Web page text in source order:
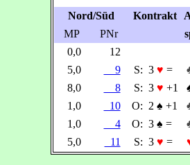
Nord/Süd
Kontrakt
MP
PNr
0,0
12
5,0
9 S: 3 ♥ =
8,0
8 S: 3 ♥ +1
1,0
10 O: 2 ♠ +1
1,0
4 O: 3 ♠ =
5,0
11 S: 3 ♥ =